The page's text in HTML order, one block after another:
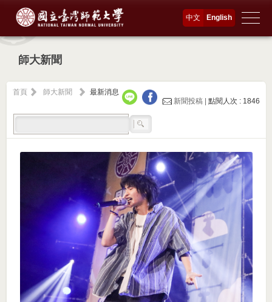
English
中文
師大新聞
首頁 師大新聞
最新消息
新聞投稿 |點閱人次 : 1846